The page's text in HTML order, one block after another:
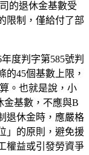
的退休金基數受
限制，僅給付了部
度判字第585號判
的45個基數上限，
。也就是說，小
金基數，不應與B
退休金時，應嚴格
」的原則，避免援
權益或引發勞資爭